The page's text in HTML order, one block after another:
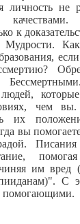
личность не
к
чем
их
вы
им вред
С
помогающими.